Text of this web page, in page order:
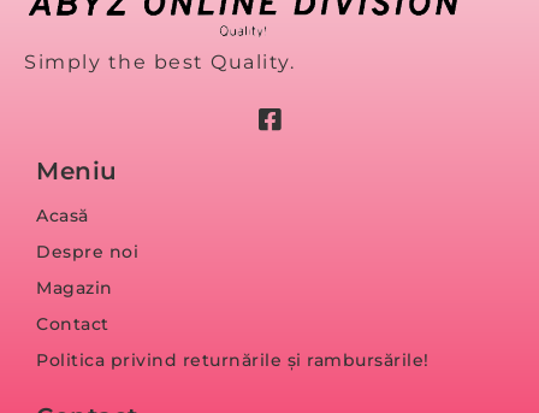
Simply the best Quality.
Meniu
Acasă
Despre noi
Magazin
Contact
Politica privind returnările și rambursările!